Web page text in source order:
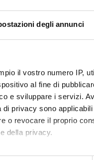
degli annunci
il vostro numero IP,
al fine di
e sviluppare i servizi.
privacy sono
o revocare il proprio
della privacy.
in aula
i seguenti argomenti:
OPAC e Meta
DTP, OCR,
etc.)
con Leganto,
d'esame in